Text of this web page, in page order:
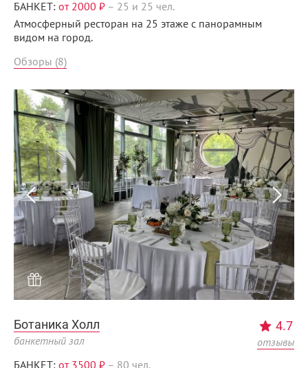
БАНКЕТ: от 2000 ₽ – 25 и 25 чел.
Атмосферный ресторан на 25 этаже с панорамным
видом на город.
Обзоры (8)
Ботаника Холл
банкетный зал
4.7
отзывы